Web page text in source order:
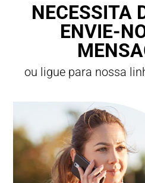
NECESSITA
ENVIE-
ou ligue para nossa